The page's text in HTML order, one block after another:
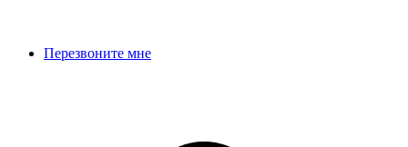
Перезвоните мне